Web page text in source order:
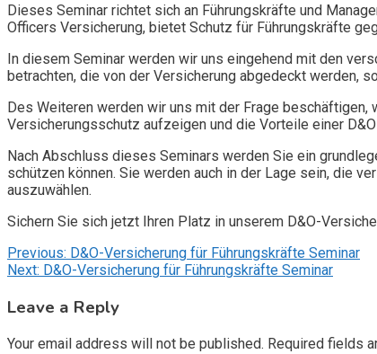
Dieses Seminar richtet sich an Führungskräfte und
Officers Versicherung, bietet Schutz für Führungskräfte
In diesem Seminar werden wir uns eingehend mit den
betrachten, die von der Versicherung abgedeckt werden,
Des Weiteren werden wir uns mit der Frage
Versicherungsschutz aufzeigen und die Vorteile einer
Nach Abschluss dieses Seminars werden Sie ein
schützen können. Sie werden auch in der Lage sein, die
auszuwählen.
Sichern Sie sich jetzt Ihren Platz in unserem D&O-
Post
navigation
Previous: D&O-Versicherung für Führungskräfte Seminar
Next: D&O-Versicherung für Führungskräfte Seminar
Leave a Reply
Your email address will not be published. Required fields